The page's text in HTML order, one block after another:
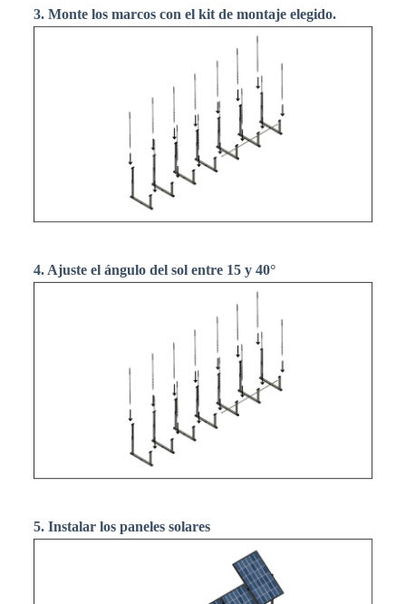
3. Monte los marcos con el kit de montaje elegido.
4. Ajuste el ángulo del sol entre 15 y 40°
5. Instalar los paneles solares